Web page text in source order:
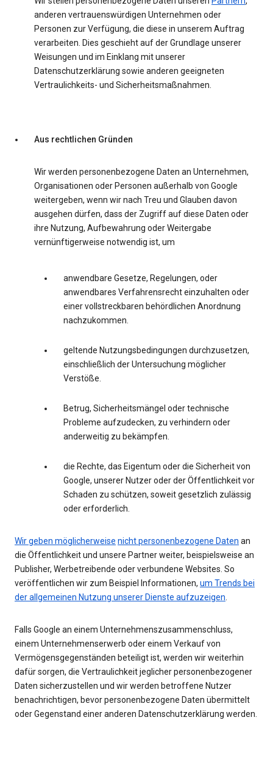
anderen vertrauenswürdigen Unternehmen oder
Personen zur Verfügung, die diese in unserem Auftrag
verarbeiten. Dies geschieht auf der Grundlage unserer
Weisungen und im Einklang mit unserer
Datenschutzerklärung sowie anderen geeigneten
Vertraulichkeits- und Sicherheitsmaßnahmen.
Aus rechtlichen Gründen
Wir werden personenbezogene Daten an Unternehmen,
Organisationen oder Personen außerhalb von Google
weitergeben, wenn wir nach Treu und Glauben davon
ausgehen dürfen, dass der Zugriff auf diese Daten oder
ihre Nutzung, Aufbewahrung oder Weitergabe
vernünftigerweise notwendig ist, um
anwendbare Gesetze, Regelungen, oder
anwendbares Verfahrensrecht einzuhalten oder
einer vollstreckbaren behördlichen Anordnung
nachzukommen.
geltende Nutzungsbedingungen durchzusetzen,
einschließlich der Untersuchung möglicher
Verstöße.
Betrug, Sicherheitsmängel oder technische
Probleme aufzudecken, zu verhindern oder
anderweitig zu bekämpfen.
die Rechte, das Eigentum oder die Sicherheit von
Google, unserer Nutzer oder der Öffentlichkeit vor
Schaden zu schützen, soweit gesetzlich zulässig
oder erforderlich.
Wir geben möglicherweise nicht personenbezogene Daten an
die Öffentlichkeit und unsere Partner weiter, beispielsweise an
Publisher, Werbetreibende oder verbundene Websites. So
veröffentlichen wir zum Beispiel Informationen, um Trends bei
der allgemeinen Nutzung unserer Dienste aufzuzeigen.
Falls Google an einem Unternehmenszusammenschluss,
einem Unternehmenserwerb oder einem Verkauf von
Vermögensgegenständen beteiligt ist, werden wir weiterhin
dafür sorgen, die Vertraulichkeit jeglicher personenbezogener
Daten sicherzustellen und wir werden betroffene Nutzer
benachrichtigen, bevor personenbezogene Daten übermittelt
oder Gegenstand einer anderen Datenschutzerklärung werden.